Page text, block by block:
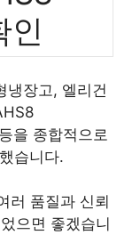
인
냉장고, 엘리건
을 종합적으로
습니다.
러 품질과 신뢰
으면 좋겠습니